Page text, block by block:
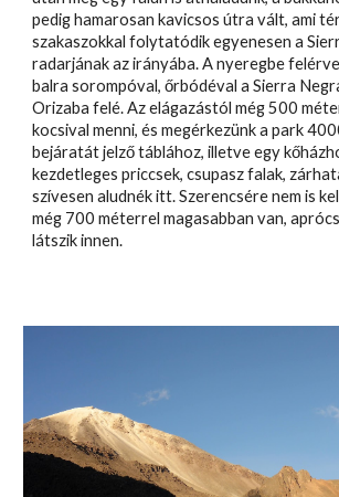
pedig hamarosan kavicsos útra vált, ami
szakaszokkal folytatódik egyenesen a
radarjának az irányába. A nyeregbe
balra sorompóval, őrbódéval a Sierra
Orizaba felé. Az elágazástól még 500
kocsival menni, és megérkezünk a park
bejáratát jelző táblához, illetve egy
kezdetleges priccsek, csupasz falak,
szívesen aludnék itt. Szerencsére nem is
még 700 méterrel magasabban van,
látszik innen.